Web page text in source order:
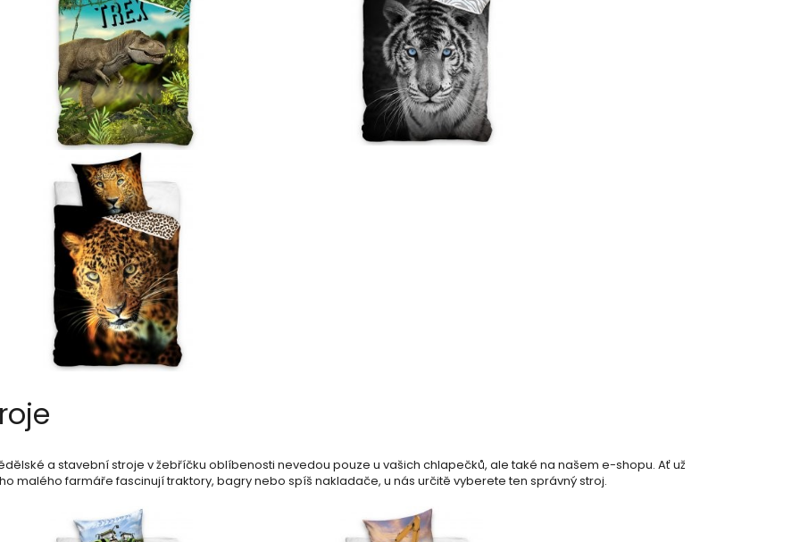
a stavební stroje v žebříčku oblíbenosti nevedou pouze u vašich chlapečků, ale také na našem e-shopu. Ať už
malého farmáře fascinují traktory, bagry nebo spíš nakladače, u nás určitě vyberete ten správný stroj.